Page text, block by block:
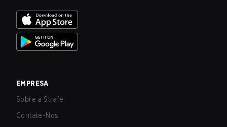
EMPRESA
Sobre a Strafe
Contate-Nos